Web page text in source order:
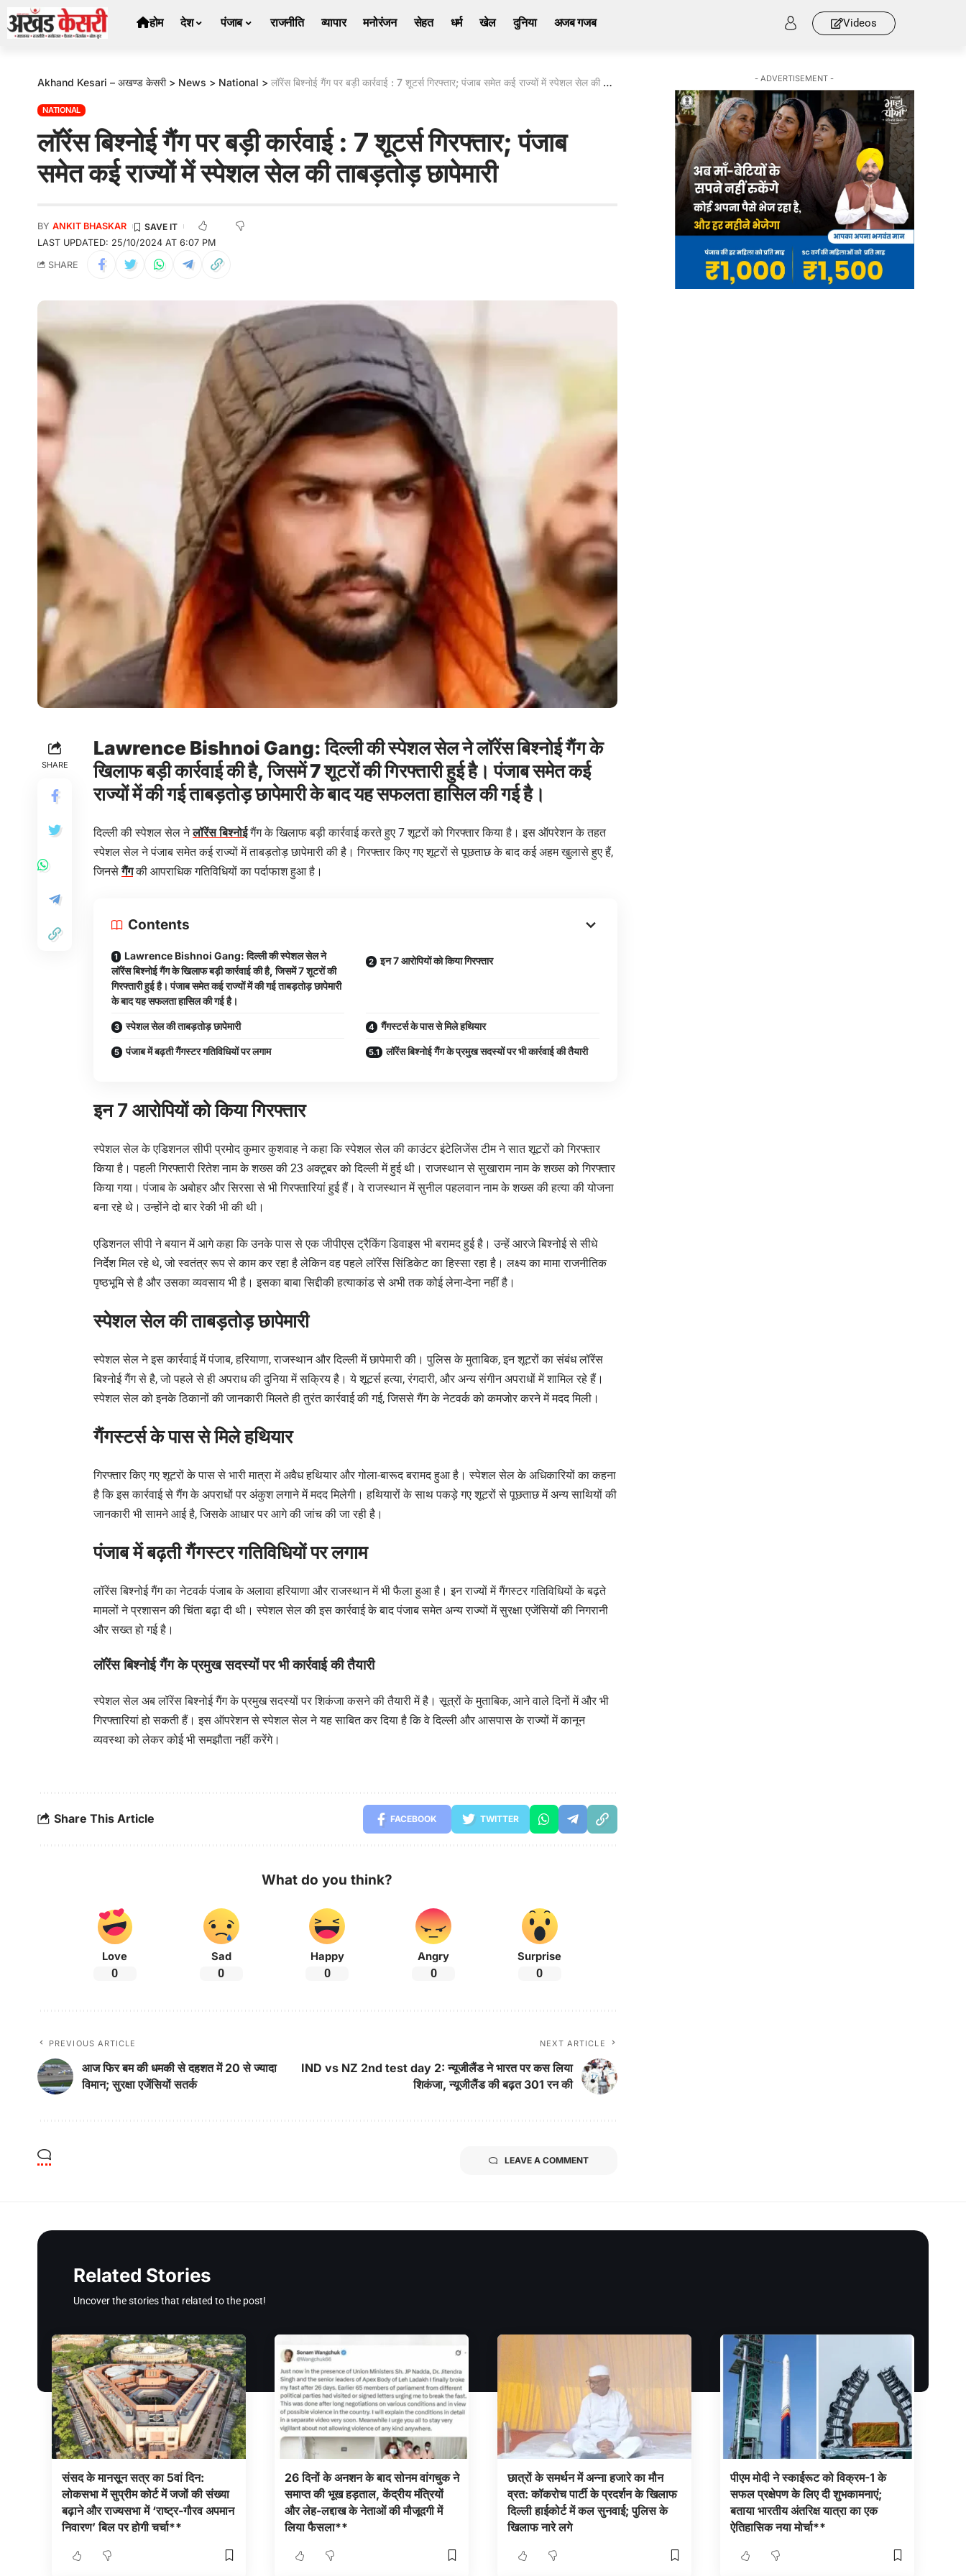
होम देश पंजाब राजनीति व्यापार मनोरंजन सेहत धर्म खेल दुनिया अजब गजब Videos
Akhand Kesari – अखण्ड केसरी> News > National > लॉरेंस बिश्नोई गैंग पर बड़ी कार्रवाई : 7 शूटर्स गिरफ्तार; पंजाब समेत कई राज्यों में स्पेशल सेल की ताबड़तोड़ छापेमारी
NATIONAL
लॉरेंस बिश्नोई गैंग पर बड़ी कार्रवाई : 7 शूटर्स गिरफ्तार; पंजाब
समेत कई राज्यों में स्पेशल सेल की ताबड़तोड़ छापेमारी
LAST UPDATED: 25/10/2024 AT 6:07 PM
BY ANKIT BHASKAR
SHARE
SHARE
Lawrence Bishnoi Gang: दिल्ली की स्पेशल सेल ने लॉरेंस बिश्नोई गैंग के
खिलाफ बड़ी कार्रवाई की है, जिसमें 7 शूटरों की गिरफ्तारी हुई है। पंजाब समेत कई
राज्यों में की गई ताबड़तोड़ छापेमारी के बाद यह सफलता हासिल की गई है।
दिल्ली की स्पेशल सेल नेलॉरेंस बिश्नोईगैंग के खिलाफ बड़ी कार्रवाई करते हुए 7 शूटरों को गिरफ्तार किया है। इस ऑपरेशन के तहत
स्पेशल सेल ने पंजाब समेत कई राज्यों में ताबड़तोड़ छापेमारी की है। गिरफ्तार किए गए शूटरों से पूछताछ के बाद कई अहम खुलासे हुए हैं,
जिनसेगैंगकी आपराधिक गतिविधियों का पर्दाफाश हुआ है।
Contents
Lawrence Bishnoi Gang: दिल्ली की स्पेशल सेल ने
लॉरेंस बिश्नोई गैंग के खिलाफ बड़ी कार्रवाई की है, जिसमें 7 शूटरों की
गिरफ्तारी हुई है। पंजाब समेत कई राज्यों में की गई ताबड़तोड़ छापेमारी
के बाद यह सफलता हासिल की गई है।
इन 7 आरोपियों को किया गिरफ्तार
स्पेशल सेल की ताबड़तोड़ छापेमारी गैंगस्टर्स के पास से मिले हथियार
पंजाब में बढ़ती गैंगस्टर गतिविधियों पर लगाम लॉरेंस बिश्नोई गैंग के प्रमुख सदस्यों पर भी कार्रवाई की तैयारी
इन 7 आरोपियों को किया गिरफ्तार
स्पेशल सेल के एडिशनल सीपी प्रमोद कुमार कुशवाह ने कहा कि स्पेशल सेल की काउंटर इंटेलिजेंस टीम ने सात शूटरों को गिरफ्तार
किया है। पहली गिरफ्तारी रितेश नाम के शख्स की 23 अक्टूबर को दिल्ली में हुई थी। राजस्थान से सुखाराम नाम के शख्स को गिरफ्तार
किया गया। पंजाब के अबोहर और सिरसा से भी गिरफ्तारियां हुई हैं। वे राजस्थान में सुनील पहलवान नाम के शख्स की हत्या की योजना
बना रहे थे। उन्होंने दो बार रेकी भी की थी।
एडिशनल सीपी ने बयान में आगे कहा कि उनके पास से एक जीपीएस ट्रैकिंग डिवाइस भी बरामद हुई है। उन्हें आरजे बिश्नोई से सीधे
निर्देश मिल रहे थे, जो स्वतंत्र रूप से काम कर रहा है लेकिन वह पहले लॉरेंस सिंडिकेट का हिस्सा रहा है। लक्ष्य का मामा राजनीतिक
पृष्ठभूमि से है और उसका व्यवसाय भी है। इसका बाबा सिद्दीकी हत्याकांड से अभी तक कोई लेना-देना नहीं है।
स्पेशल सेल की ताबड़तोड़ छापेमारी
स्पेशल सेल ने इस कार्रवाई में पंजाब, हरियाणा, राजस्थान और दिल्ली में छापेमारी की। पुलिस के मुताबिक, इन शूटरों का संबंध लॉरेंस
बिश्नोई गैंग से है, जो पहले से ही अपराध की दुनिया में सक्रिय है। ये शूटर्स हत्या, रंगदारी, और अन्य संगीन अपराधों में शामिल रहे हैं।
स्पेशल सेल को इनके ठिकानों की जानकारी मिलते ही तुरंत कार्रवाई की गई, जिससे गैंग के नेटवर्क को कमजोर करने में मदद मिली।
गैंगस्टर्स के पास से मिले हथियार
गिरफ्तार किए गए शूटरों के पास से भारी मात्रा में अवैध हथियार और गोला-बारूद बरामद हुआ है। स्पेशल सेल के अधिकारियों का कहना
है कि इस कार्रवाई से गैंग के अपराधों पर अंकुश लगाने में मदद मिलेगी। हथियारों के साथ पकड़े गए शूटरों से पूछताछ में अन्य साथियों की
जानकारी भी सामने आई है, जिसके आधार पर आगे की जांच की जा रही है।
पंजाब में बढ़ती गैंगस्टर गतिविधियों पर लगाम
लॉरेंस बिश्नोई गैंग का नेटवर्क पंजाब के अलावा हरियाणा और राजस्थान में भी फैला हुआ है। इन राज्यों में गैंगस्टर गतिविधियों के बढ़ते
मामलों ने प्रशासन की चिंता बढ़ा दी थी। स्पेशल सेल की इस कार्रवाई के बाद पंजाब समेत अन्य राज्यों में सुरक्षा एजेंसियों की निगरानी
और सख्त हो गई है।
लॉरेंस बिश्नोई गैंग के प्रमुख सदस्यों पर भी कार्रवाई की तैयारी
स्पेशल सेल अब लॉरेंस बिश्नोई गैंग के प्रमुख सदस्यों पर शिकंजा कसने की तैयारी में है। सूत्रों के मुताबिक, आने वाले दिनों में और भी
गिरफ्तारियां हो सकती हैं। इस ऑपरेशन से स्पेशल सेल ने यह साबित कर दिया है कि वे दिल्ली और आसपास के राज्यों में कानून
व्यवस्था को लेकर कोई भी समझौता नहीं करेंगे।
Share This Article FACEBOOK TWITTER
What do you think?
Love
0
Sad
0
Happy
0
Angry
0
Surprise
0
PREVIOUS ARTICLE
आज फिर बम की धमकी से दहशत में 20 से ज्यादा
विमान; सुरक्षा एजेंसियों सतर्क
NEXT ARTICLE
IND vs NZ 2nd test day 2: न्यूजीलैंड ने भारत पर कस लिया
शिकंजा, न्यूजीलैंड की बढ़त 301 रन की
LEAVE A COMMENT
- ADVERTISEMENT -
Related Stories
Uncover the stories that related to the post!
संसद के मानसून सत्र का 5वां दिन:
लोकसभा में सुप्रीम कोर्ट में जजों की संख्या
बढ़ाने और राज्यसभा में ‘राष्ट्र-गौरव अपमान
निवारण’ बिल पर होगी चर्चा**
26 दिनों के अनशन के बाद सोनम वांगचुक ने
समाप्त की भूख हड़ताल, केंद्रीय मंत्रियों
और लेह-लद्दाख के नेताओं की मौजूदगी में
लिया फैसला**
छात्रों के समर्थन में अन्ना हजारे का मौन
व्रत: कॉकरोच पार्टी के प्रदर्शन के खिलाफ
दिल्ली हाईकोर्ट में कल सुनवाई; पुलिस के
खिलाफ नारे लगे
पीएम मोदी ने स्काईरूट को विक्रम-1 के
सफल प्रक्षेपण के लिए दी शुभकामनाएं;
बताया भारतीय अंतरिक्ष यात्रा का एक
ऐतिहासिक नया मोर्चा**